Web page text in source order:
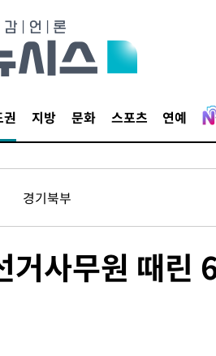
권 지방 문화 스포츠 연예
경기북부
사무원 때린